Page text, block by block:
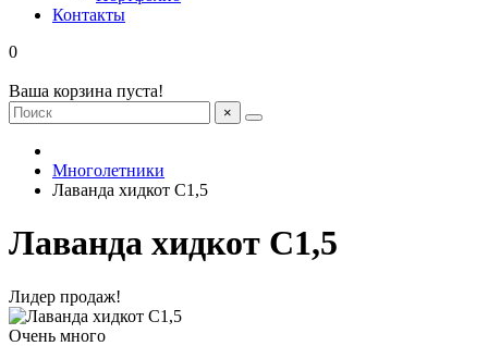
Контакты
0
Ваша корзина пуста!
×
Многолетники
Лаванда хидкот С1,5
Лаванда хидкот С1,5
Лидер продаж!
Очень много